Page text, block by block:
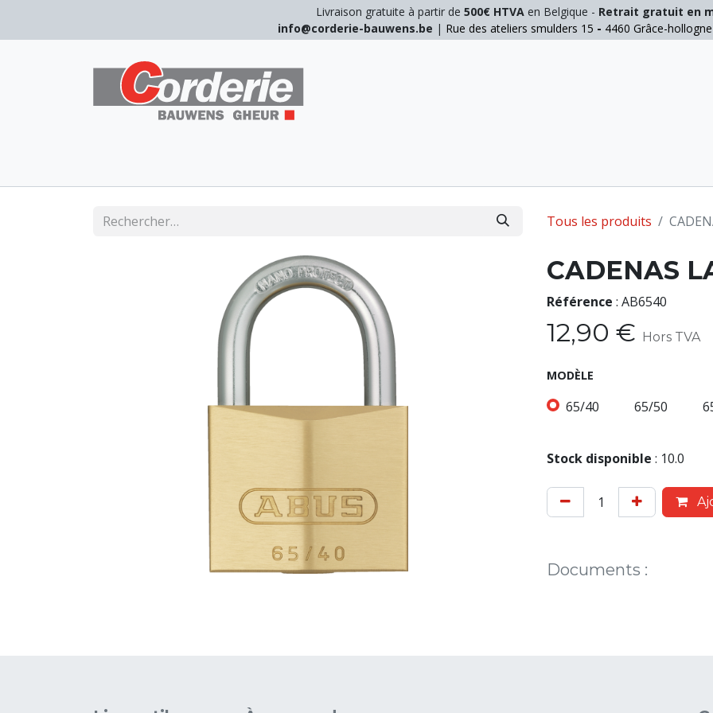
Livraison gratuite à partir de 500€ HTVAen Belgique - Retrait gratuit en
info@corderie-bauwens.be | Rue des ateliers smulders 15 - 4460 Grâce-
Tous les produits
CADENAS
Référence : AB6540
12,90 € Hors TVA
MODÈLE
65/40 65/50
Stock disponible : 10.0
Documents :